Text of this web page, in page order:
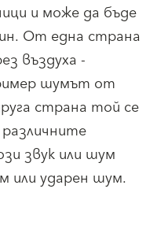
и може да бъде
От една страна
въздуха -
шумът от
страна той се
звук или шум
или ударен шум.